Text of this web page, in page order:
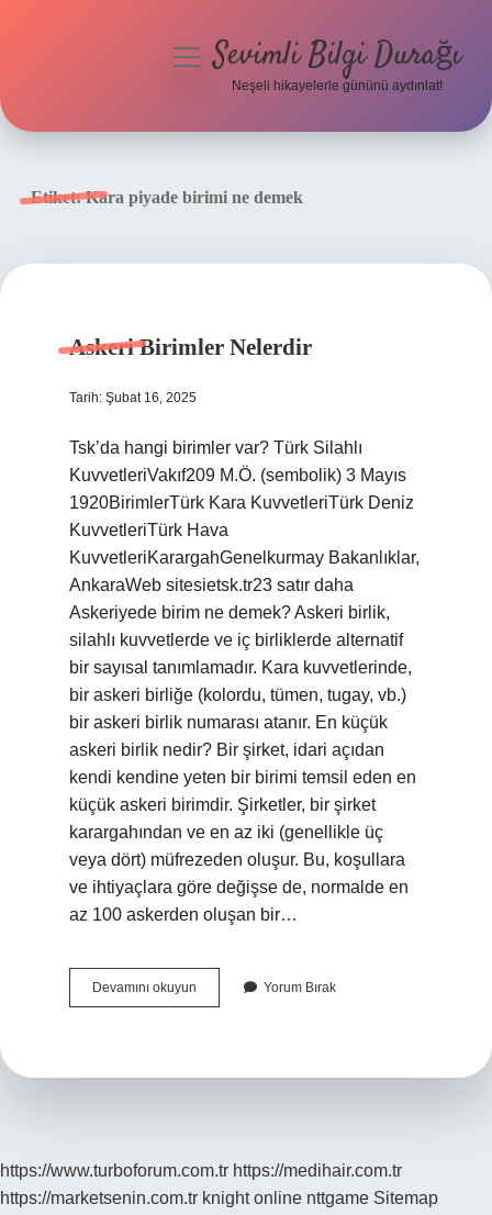
menüyüSevimli Bilgi Durağı
Neşeli hikayelerle gününü aydınlat!
Etiket:Kara piyade birimi ne demek
Askeri Birimler Nelerdir
Tarih: Şubat 16, 2025
Tsk’da hangi birimler var? Türk Silahlı
KuvvetleriVakıf209 M.Ö. (sembolik) 3 Mayıs
1920BirimlerTürk Kara KuvvetleriTürk Deniz
KuvvetleriTürk Hava
KuvvetleriKarargahGenelkurmay Bakanlıklar,
AnkaraWeb sitesietsk.tr23 satır daha
Askeriyede birim ne demek? Askeri birlik,
silahlı kuvvetlerde ve iç birliklerde alternatif
bir sayısal tanımlamadır. Kara kuvvetlerinde,
bir askeri birliğe (kolordu, tümen, tugay, vb.)
bir askeri birlik numarası atanır. En küçük
askeri birlik nedir? Bir şirket, idari açıdan
kendi kendine yeten bir birimi temsil eden en
küçük askeri birimdir. Şirketler, bir şirket
karargahından ve en az iki (genellikle üç
veya dört) müfrezeden oluşur. Bu, koşullara
ve ihtiyaçlara göre değişse de, normalde en
az 100 askerden oluşan bir…
Devamını okuyun
Birimler
Yorum Bırak
https://www.turboforum.com.tr https://medihair.com.tr
https://marketsenin.com.tr knight online nttgame Sitemap